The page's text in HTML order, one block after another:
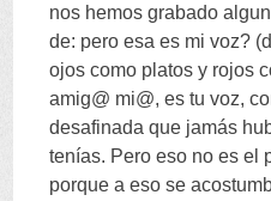
nos hemos grabado
de: pero esa es mi voz? (
ojos como platos y rojos
amig@ mi@,es tu voz,
desafinada que jamás
tenías. Pero eso no es el
porque a eso se